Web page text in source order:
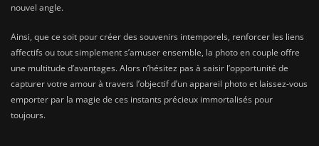
nouvel angle.
Ainsi, que ce soit pour créer des souvenirs intemporels, renforcer les liens
affectifs ou tout simplement s’amuser ensemble, la photo en couple offre
une multitude d’avantages. Alors n’hésitez pas à saisir l’opportunité de
capturer votre amour à travers l’objectif d’un appareil photo et laissez-vous
emporter par la magie de ces instants précieux immortalisés pour
toujours.